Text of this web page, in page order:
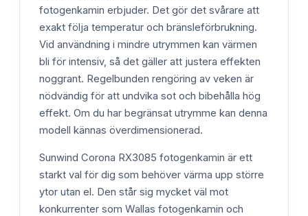
fotogenkamin erbjuder. Det gör det svårare att
exakt följa temperatur och bränsleförbrukning.
Vid användning i mindre utrymmen kan värmen
bli för intensiv, så det gäller att justera effekten
noggrant. Regelbunden rengöring av veken är
nödvändig för att undvika sot och bibehålla hög
effekt. Om du har begränsat utrymme kan denna
modell kännas överdimensionerad.
Sunwind Corona RX3085 fotogenkamin är ett
starkt val för dig som behöver värma upp större
ytor utan el. Den står sig mycket väl mot
konkurrenter som Wallas fotogenkamin och